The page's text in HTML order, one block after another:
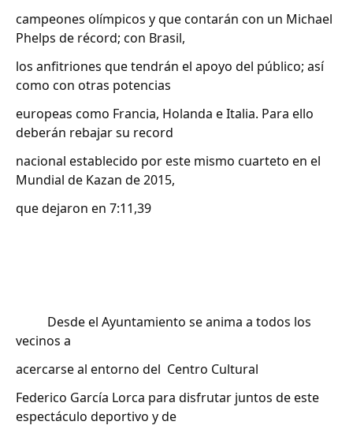
campeones olímpicos y que contarán con un Michael
Phelps de récord; con Brasil,
los anfitriones que tendrán el apoyo del público; así
como con otras potencias
europeas como Francia, Holanda e Italia. Para ello
deberán rebajar su record
nacional establecido por este mismo cuarteto en el
Mundial de Kazan de 2015,
que dejaron en 7:11,39
Desde el Ayuntamiento se anima a todos los
vecinos a
acercarse al entorno del Centro Cultural
Federico García Lorca para disfrutar juntos de este
espectáculo deportivo y de